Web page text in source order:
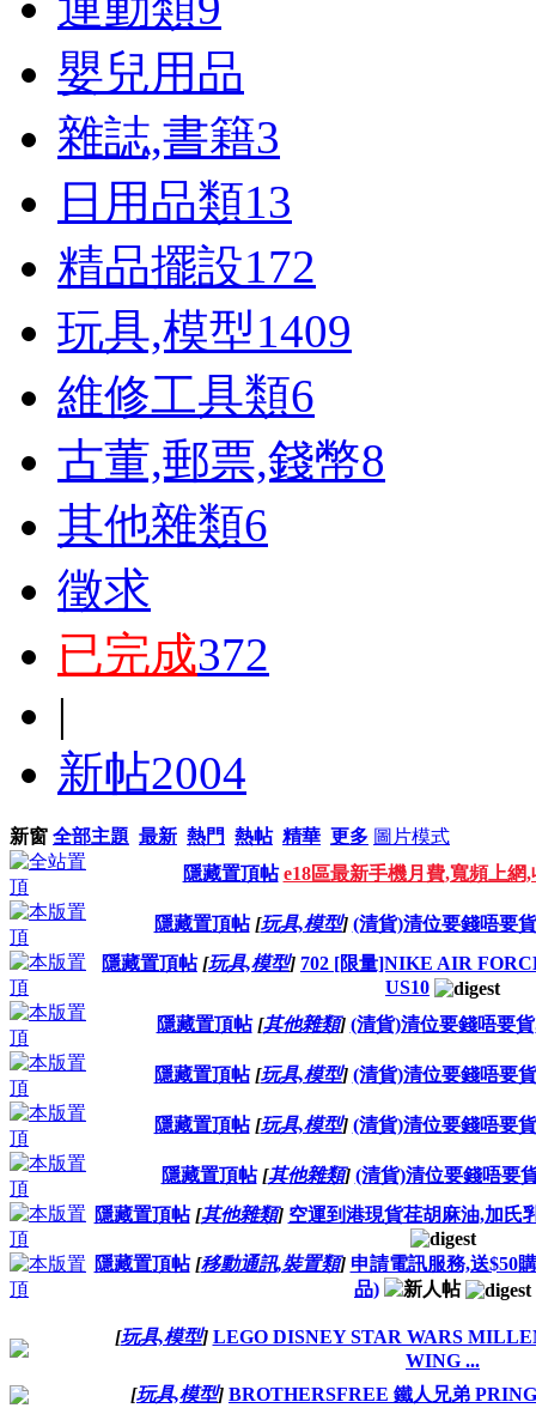
嬰兒用品
雜誌,書籍3
日用品類13
精品擺設172
玩具,模型1409
維修工具類6
古董,郵票,錢幣8
其他雜類6
徵求
已完成372
|
新帖2004
新窗 全部主題 最新 熱門 熱帖 精華 更多 圖片模式
隱藏置頂帖 e18區最新手機月費,寬頻上網
隱藏置頂帖 [玩具,模型] (清貨)清位要錢唔要
隱藏置頂帖 [玩具,模型] 702 [限量]NIKE AIR
US10
隱藏置頂帖 [其他雜類] (清貨)清位要錢唔要
隱藏置頂帖 [玩具,模型] (清貨)清位要錢唔要
隱藏置頂帖 [玩具,模型] (清貨)清位要錢唔要
隱藏置頂帖 [其他雜類] (清貨)清位要錢唔要
隱藏置頂帖 [其他雜類] 空運到港現貨荏胡麻油,加氏
隱藏置頂帖 [移動通訊,裝置類] 申請電訊服務,送$50
品)
[玩具,模型] LEGO DISNEY STAR WARS
WING ...
[玩具,模型] BROTHERSFREE 鐵人兄弟